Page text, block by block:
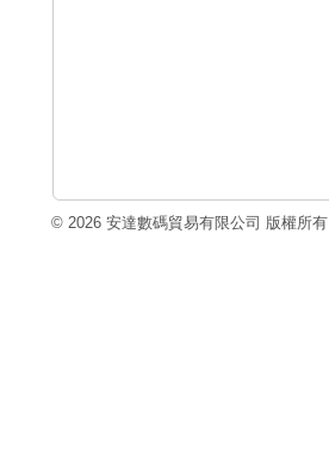
© 2026 安達數碼貿易有限公司 版權所有